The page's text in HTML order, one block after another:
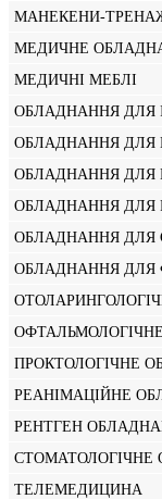
МАНЕКЕНИ-
МЕДИЧНЕ
МЕДИЧНІ МЕБЛІ
ОБЛАДНАННЯ ДЛЯ
ОБЛАДНАННЯ ДЛЯ
ОБЛАДНАННЯ ДЛЯ
ОБЛАДНАННЯ ДЛЯ
ОБЛАДНАННЯ ДЛЯ
ОБЛАДНАННЯ ДЛЯ
ПРОКТОЛОГІЧНЕ
РЕАНІМАЦІЙНЕ
РЕНТГЕН
СТОМАТОЛОГІЧНЕ
ТЕЛЕМЕДИЦИНА